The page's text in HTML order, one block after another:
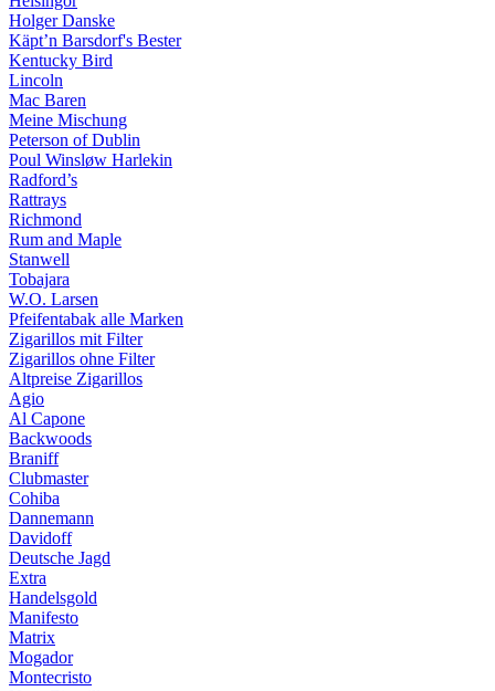
Holger Danske
Käpt’n Barsdorf's Bester
Kentucky Bird
Lincoln
Mac Baren
Meine Mischung
Peterson of Dublin
Poul Winsløw Harlekin
Radford’s
Rattrays
Richmond
Rum and Maple
Stanwell
Tobajara
W.O. Larsen
Pfeifentabak alle Marken
Zigarillos mit Filter
Zigarillos ohne Filter
Altpreise Zigarillos
Agio
Al Capone
Backwoods
Braniff
Clubmaster
Cohiba
Dannemann
Davidoff
Deutsche Jagd
Extra
Handelsgold
Manifesto
Matrix
Mogador
Montecristo